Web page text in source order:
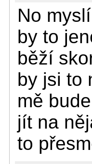
No
by to
běží
by jsi to
mě
jít na
to